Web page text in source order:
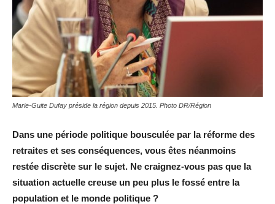
Marie-Guite Dufay préside la région depuis 2015. Photo DR/Région
Dans une période politique bousculée par la réforme des
retraites et ses conséquences, vous êtes néanmoins
restée discrète sur le sujet. Ne craignez-vous pas que la
situation actuelle creuse un peu plus le fossé entre la
population et le monde politique ?